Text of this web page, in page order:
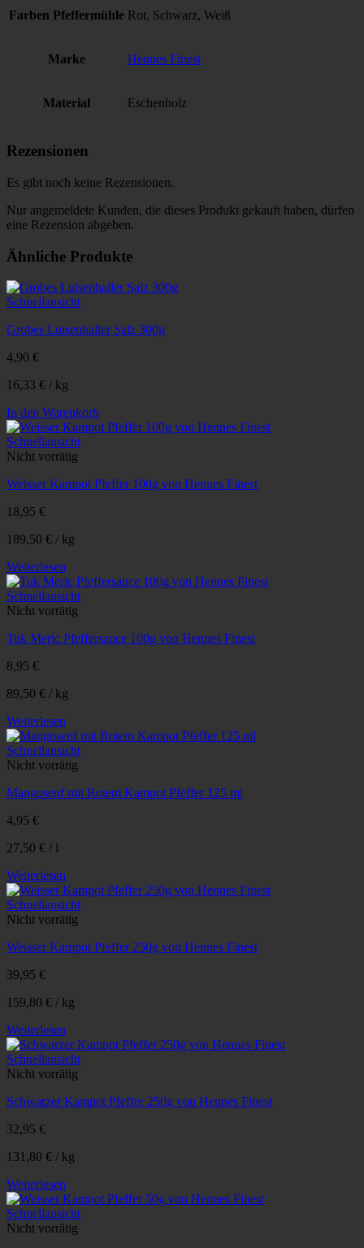
Farben Pfeffermühle Rot, Schwarz, Weiß
Marke Hennes Finest
Material Eschenholz
Rezensionen
Es gibt noch keine Rezensionen.
Nur angemeldete Kunden, die dieses Produkt gekauft haben, dürfen
eine Rezension abgeben.
Ähnliche Produkte
Schnellansicht
Grobes Luisenhaller Salz 300g
4,90 €
16,33 € / kg
In den Warenkorb
Schnellansicht
Nicht vorrätig
Weisser Kampot Pfeffer 100g von Hennes Finest
18,95 €
189,50 € / kg
Weiterlesen
Schnellansicht
Nicht vorrätig
Tuk Meric Pfeffersauce 100g von Hennes Finest
8,95 €
89,50 € / kg
Weiterlesen
Schnellansicht
Nicht vorrätig
Mangosenf mit Rotem Kampot Pfeffer 125 ml
4,95 €
27,50 € / l
Weiterlesen
Schnellansicht
Nicht vorrätig
Weisser Kampot Pfeffer 250g von Hennes Finest
39,95 €
159,80 € / kg
Weiterlesen
Schnellansicht
Nicht vorrätig
Schwarzer Kampot Pfeffer 250g von Hennes Finest
32,95 €
131,80 € / kg
Weiterlesen
Schnellansicht
Nicht vorrätig